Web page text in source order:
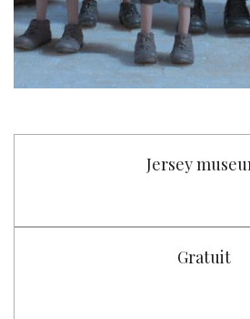
Jersey
Gratuit